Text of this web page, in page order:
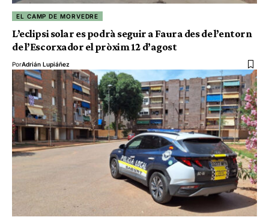
EL CAMP DE MORVEDRE
L’eclipsi solar es podrà seguir a Faura des de l’entorn
de l’Escorxador el pròxim 12 d’agost
PorAdrián Lupiáñez